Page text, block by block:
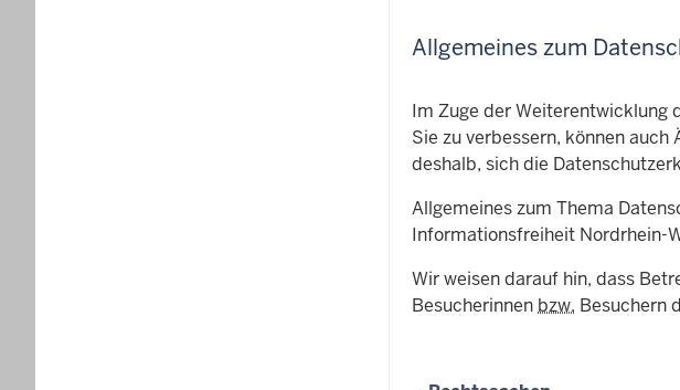
Allgemeines zum
Im Zuge der Weiterentwicklung
Sie zu verbessern, können
deshalb, sich die
Allgemeines zum Thema
Informationsfreiheit Nordrhein-
Wir weisen darauf hin, dass
Besucherinnen bzw. Besuchern